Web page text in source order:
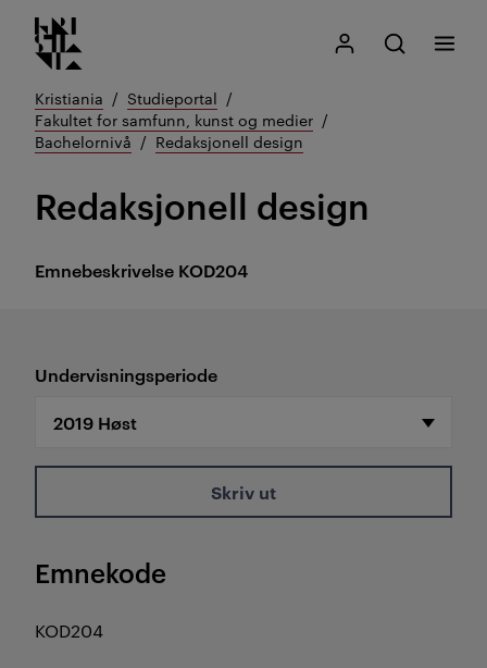
Gå
til
innhold
Kristiania logo
Mitt Kristiania
Åpne søk
Søk
Meny
Kristiania
Studieportal
Fakultet for samfunn, kunst og medier
Bachelornivå
Redaksjonell design
Emnebeskrivelse KOD204
Redaksjonell design
Undervisningsperiode
Skriv ut
Emnekode
KOD204